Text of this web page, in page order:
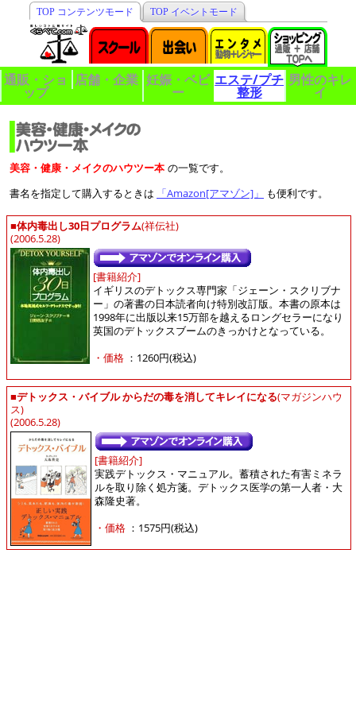
TOP コンテンツモード TOP イベントモード
通販・ショ
ップ
店舗・企業 妊娠・ベビ
ー
エステ/プチ
整形
男性のキレ
イ
美容・健康・メイクのハウツー本 の一覧です。
書名を指定して購入するときは
「Amazon[アマゾン]」 も便利です。
■体内毒出し30日プログラム(祥伝社)
(2006.5.28)
[書籍紹介]
イギリスのデトックス専門家「ジェーン・スクリブナ
ー」の著書の日本読者向け特別改訂版。本書の原本は
1998年に出版以来15万部を越えるロングセラーになり
英国のデトックスブームのきっかけとなっている。
・価格 ：1260円(税込)
■デトックス・バイブル からだの毒を消してキレイになる(マガジンハウ
ス)
(2006.5.28)
[書籍紹介]
実践デトックス・マニュアル。蓄積された有害ミネラ
ルを取り除く処方箋。デトックス医学の第一人者・大
森隆史著。
・価格 ：1575円(税込)